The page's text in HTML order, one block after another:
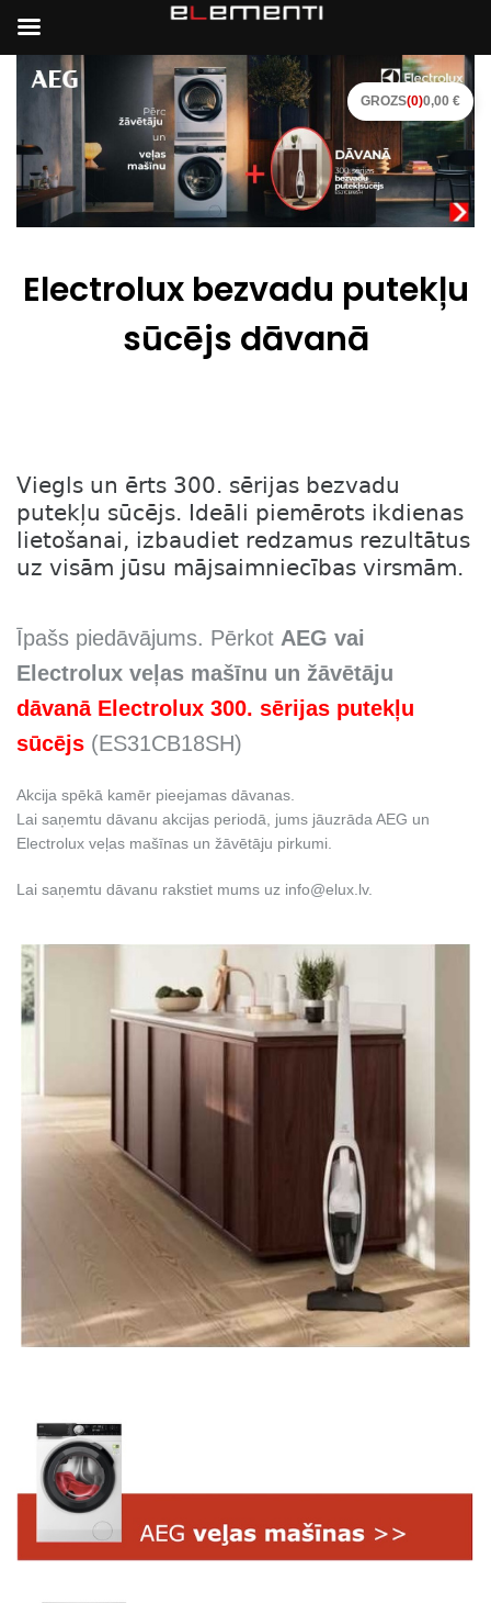
Electrolux bezvadu putekļu
sūcējs dāvanā
Viegls un ērts 300. sērijas bezvadu
putekļu sūcējs. Ideāli piemērots ikdienas
lietošanai, izbaudiet redzamus rezultātus
uz visām jūsu mājsaimniecības virsmām.
Īpašs piedāvājums. Pērkot AEG vai
Electrolux veļas mašīnu un žāvētāju
dāvanā Electrolux 300. sērijas putekļu
sūcējs (ES31CB18SH)
Akcija spēkā kamēr pieejamas dāvanas.
Lai saņemtu dāvanu akcijas periodā, jums jāuzrāda AEG un
Electrolux veļas mašīnas un žāvētāju pirkumi.
Lai saņemtu dāvanu rakstiet mums uz info@elux.lv.
GROZS(0)0,00 €